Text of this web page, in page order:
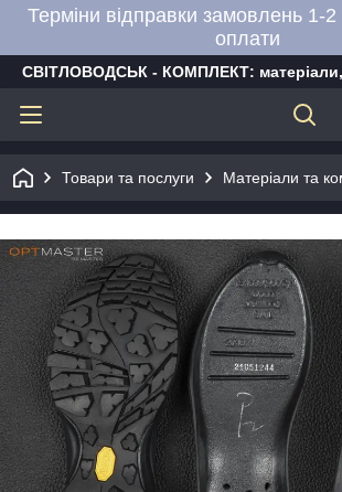
Терміни відправки замовлень 1-2
оплати
СВІТЛОВОДСЬК - КОМПЛЕКТ: матеріали,
Товари та послуги Матеріали та